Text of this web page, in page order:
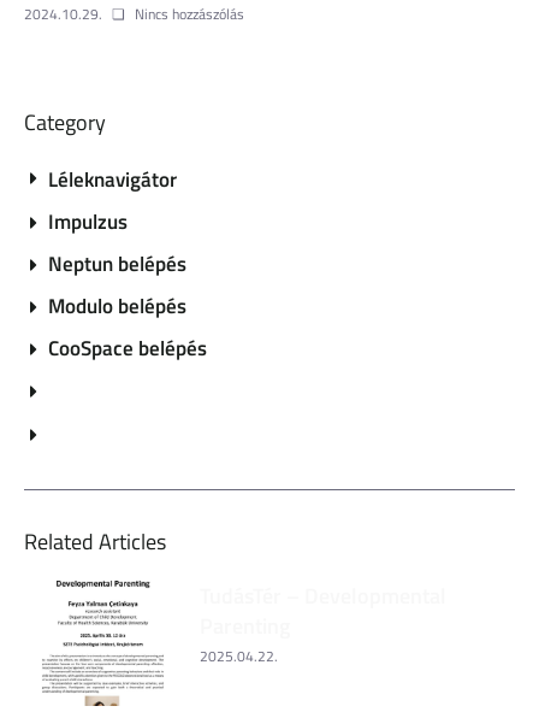
2024.10.29. Nincs hozzászólás
Category
Léleknavigátor
Impulzus
Neptun belépés
Modulo belépés
CooSpace belépés
Related Articles
2025.04.22.